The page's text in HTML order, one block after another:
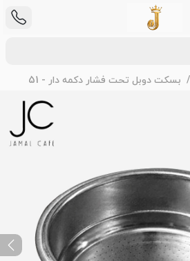
بسکت دوبل تحت فشار دکمه دار - 51